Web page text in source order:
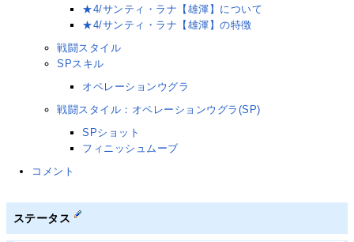
★4/サンティ・ラナ【雄渾】について
★4/サンティ・ラナ【雄渾】の特徴
戦闘スタイル
SPスキル
オペレーションウグラ
戦闘スタイル：オペレーションウグラ(SP)
SPショット
フィニッシュムーブ
コメント
ステータス